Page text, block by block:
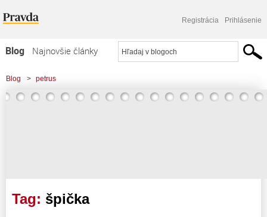
Registrácia Prihlásenie
Blog
Najnovšie články
Najčítanejšie články
Najkomentovanejšie články
Blog > petrus
> Systémy na podporu odhaľovania plagiátov majú čo zlepšovať
Tag: špička